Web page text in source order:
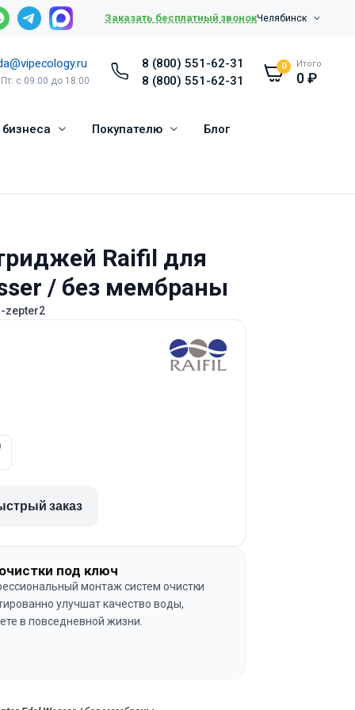
Заказать бесплатный звонокЧелябинск
Пт: с 09:00 до 18:00
8 (800) 551-62-31
8 (800) 551-62-31
0 Итого
0₽
Покупателю Блог
Raifil для
/ без мембраны
zepter2
заказ
под ключ
монтаж систем очистки
улучшат качество воды,
в повседневной жизни.